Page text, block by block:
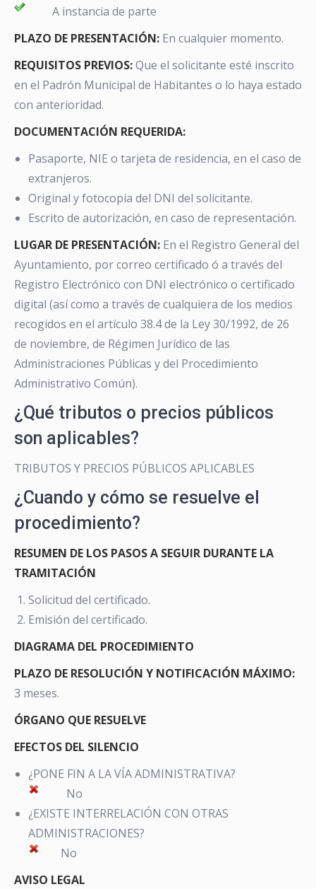
A instancia de parte
PLAZO DE PRESENTACIÓN: En cualquier momento.
REQUISITOS PREVIOS:Que el solicitante esté inscrito
en el Padrón Municipal de Habitantes o lo haya estado
con anterioridad.
DOCUMENTACIÓN REQUERIDA:
Pasaporte, NIE o tarjeta de residencia, en el caso de
extranjeros.
Original y fotocopia del DNI del solicitante.
Escrito de autorización, en caso de representación.
LUGAR DE PRESENTACIÓN: En el Registro General del
Ayuntamiento, por correo certificado ó a través del
Registro Electrónico con DNI electrónico o certificado
digital (así como a través de cualquiera de los medios
recogidos en el artículo 38.4 de la Ley 30/1992, de 26
de noviembre, de Régimen Jurídico de las
Administraciones Públicas y del Procedimiento
Administrativo Común).
¿Qué tributos o precios públicos
son aplicables?
TRIBUTOS Y PRECIOS PÚBLICOS APLICABLES
¿Cuando y cómo se resuelve el
procedimiento?
RESUMEN DE LOS PASOS A SEGUIR DURANTE LA
TRAMITACIÓN
Solicitud del certificado.
Emisión del certificado.
DIAGRAMA DEL PROCEDIMIENTO
PLAZO DE RESOLUCIÓN Y NOTIFICACIÓN MÁXIMO:
3 meses.
ÓRGANO QUE RESUELVE
EFECTOS DEL SILENCIO
¿PONE FIN A LA VÍA ADMINISTRATIVA?
No
¿EXISTE INTERRELACIÓN CON OTRAS
ADMINISTRACIONES?
No
AVISO LEGAL